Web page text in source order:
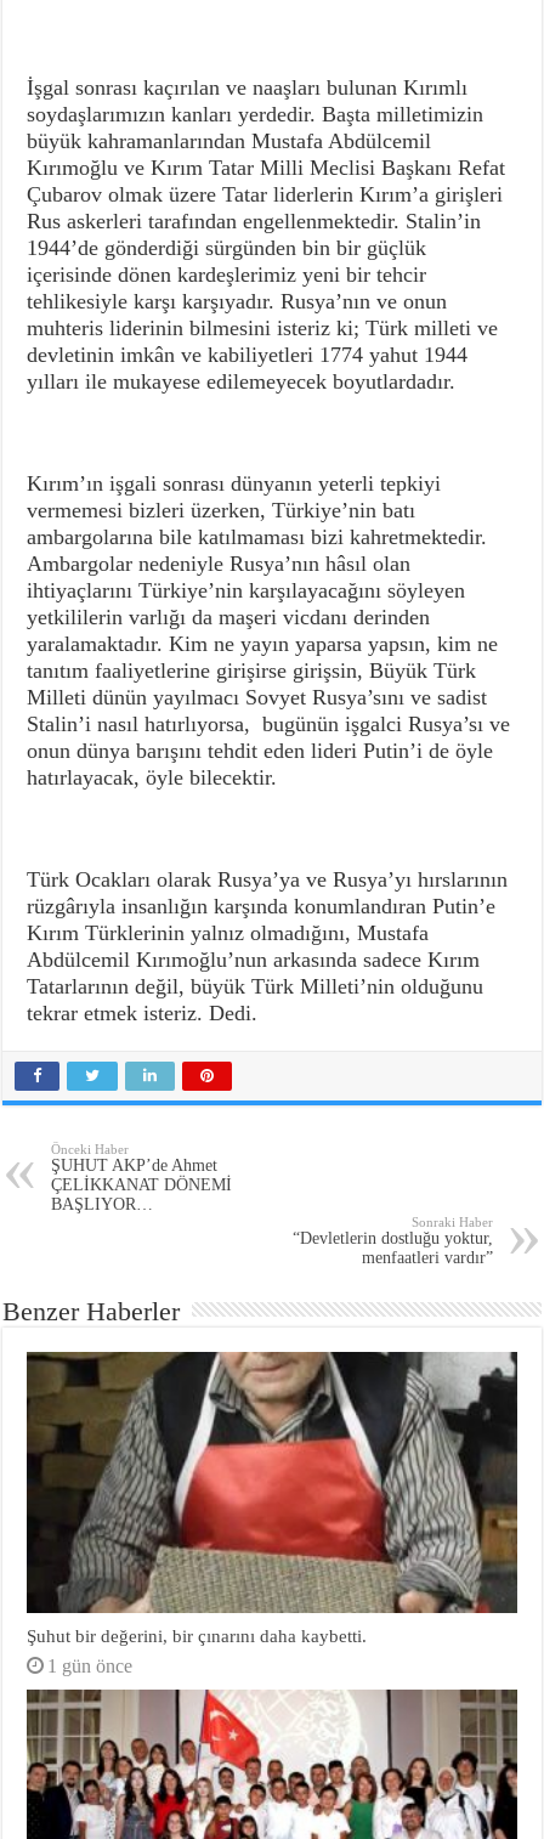
İşgal sonrası kaçırılan ve naaşları bulunan Kırımlı
soydaşlarımızın kanları yerdedir. Başta milletimizin
büyük kahramanlarından Mustafa Abdülcemil
Kırımoğlu ve Kırım Tatar Milli Meclisi Başkanı Refat
Çubarov olmak üzere Tatar liderlerin Kırım’a girişleri
Rus askerleri tarafından engellenmektedir. Stalin’in
1944’de gönderdiği sürgünden bin bir güçlük
içerisinde dönen kardeşlerimiz yeni bir tehcir
tehlikesiyle karşı karşıyadır. Rusya’nın ve onun
muhteris liderinin bilmesini isteriz ki; Türk milleti ve
devletinin imkân ve kabiliyetleri 1774 yahut 1944
yılları ile mukayese edilemeyecek boyutlardadır.
Kırım’ın işgali sonrası dünyanın yeterli tepkiyi
vermemesi bizleri üzerken, Türkiye’nin batı
ambargolarına bile katılmaması bizi kahretmektedir.
Ambargolar nedeniyle Rusya’nın hâsıl olan
ihtiyaçlarını Türkiye’nin karşılayacağını söyleyen
yetkililerin varlığı da maşeri vicdanı derinden
yaralamaktadır. Kim ne yayın yaparsa yapsın, kim ne
tanıtım faaliyetlerine girişirse girişsin, Büyük Türk
Milleti dünün yayılmacı Sovyet Rusya’sını ve sadist
Stalin’i nasıl hatırlıyorsa, bugünün işgalci Rusya’sı ve
onun dünya barışını tehdit eden lideri Putin’i de öyle
hatırlayacak, öyle bilecektir.
Türk Ocakları olarak Rusya’ya ve Rusya’yı hırslarının
rüzgârıyla insanlığın karşında konumlandıran Putin’e
Kırım Türklerinin yalnız olmadığını, Mustafa
Abdülcemil Kırımoğlu’nun arkasında sadece Kırım
Tatarlarının değil, büyük Türk Milleti’nin olduğunu
tekrar etmek isteriz. Dedi.
Önceki Haber
ŞUHUT AKP’de Ahmet
ÇELİKKANAT DÖNEMİ
BAŞLIYOR…
Sonraki Haber
“Devletlerin dostluğu yoktur,
menfaatleri vardır”
Benzer Haberler
Şuhut bir değerini, bir çınarını daha kaybetti.
1 gün önce